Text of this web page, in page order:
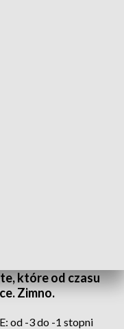
które od czasu
Zimno.
od -3 do -1 stopni